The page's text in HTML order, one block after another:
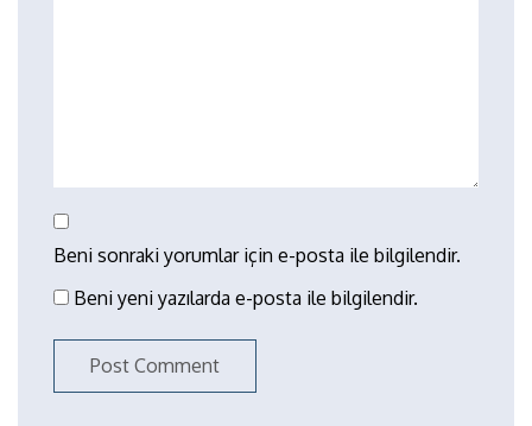
Beni sonraki yorumlar için e-posta ile bilgilendir.
Beni yeni yazılarda e-posta ile bilgilendir.